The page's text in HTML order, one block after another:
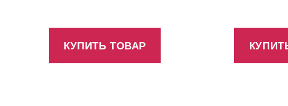
КУПИТЬ ТОВАР